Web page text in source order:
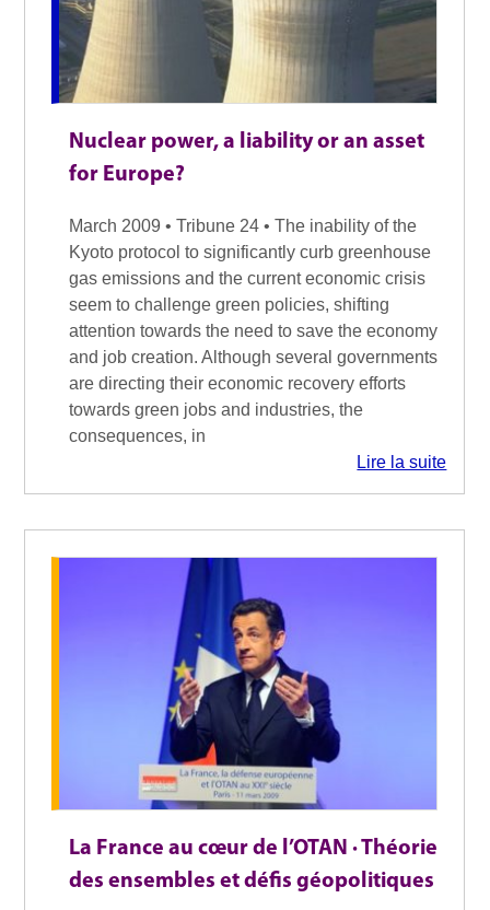
Nuclear power, a liability or an asset
for Europe?
March 2009 • Tribune 24 • The inability of the
Kyoto protocol to significantly curb greenhouse
gas emissions and the current economic crisis
seem to challenge green policies, shifting
attention towards the need to save the economy
and job creation. Although several governments
are directing their economic recovery efforts
towards green jobs and industries, the
consequences, in
Lire la suite
La France au cœur de l’OTAN · Théorie
des ensembles et défis géopolitiques